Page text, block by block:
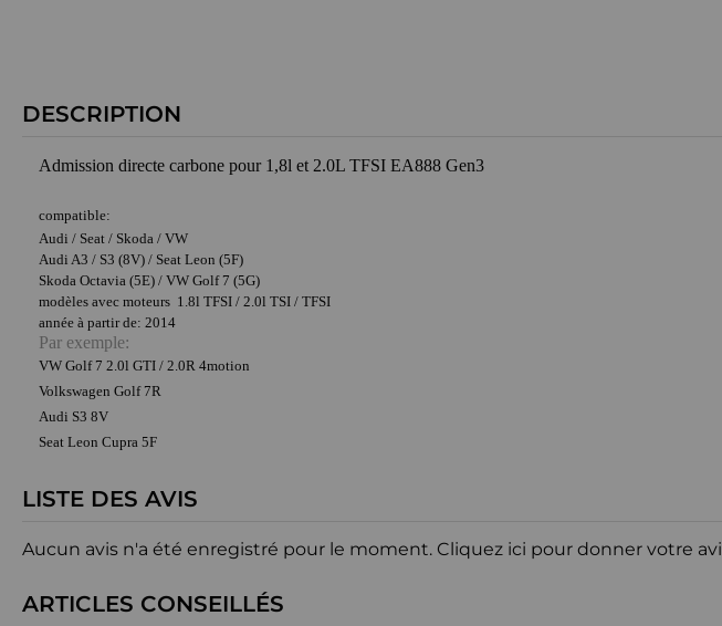
DESCRIPTION
Admission directe carbone pour 1,8l et 2.0L TFSI EA888 Gen3
compatible:
Audi / Seat / Skoda / VW
Audi A3 / S3 (8V) / Seat Leon (5F)
Skoda Octavia (5E) / VW Golf 7 (5G)
modèles avec moteurs 1.8l TFSI / 2.0l TSI / TFSI
année à partir de: 2014
Par exemple:
VW Golf 7 2.0l GTI / 2.0R 4motion
Volkswagen Golf 7R
Audi S3 8V
Seat Leon Cupra 5F
LISTE DES AVIS
Aucun avis n'a été enregistré pour le moment. Cliquez ici pour donner votre
ARTICLES CONSEILLÉS